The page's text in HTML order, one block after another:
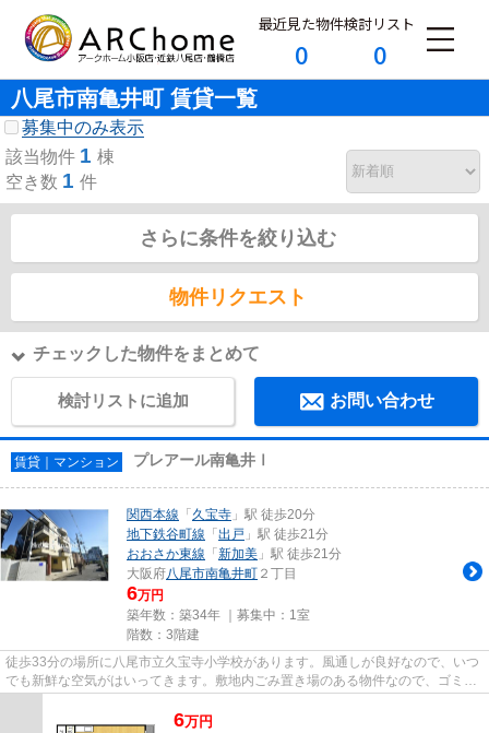
最近見た物件
0
検討リスト
0
八尾市南亀井町 賃貸一覧
募集中のみ表示
該当物件 1 棟
空き数 1 件
さらに条件を絞り込む
物件リクエスト
チェックした物件をまとめて
検討リストに追加 お問い合わせ
賃貸｜マンション プレアール南亀井Ⅰ
関西本線 「久宝寺 」駅 徒歩20分
地下鉄谷町線 「出戸 」駅 徒歩21分
おおさか東線 「新加美 」駅 徒歩21分
大阪府八尾市南亀井町 ２丁目
6万円
築年数：築34年 ｜募集中： 1室
階数：3階建
徒歩33分の場所に八尾市立久宝寺小学校があります。風通しが良好なので、いつ
でも新鮮な空気がはいってきます。敷地内ごみ置き場のある物件なので、ゴミ出
しが楽です。こちらのマンシ...
6万円